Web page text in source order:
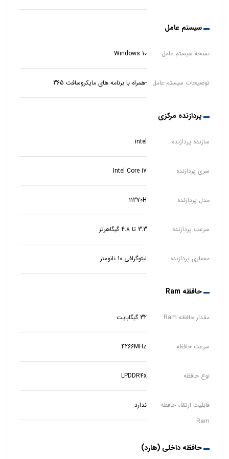
سیستم عامل
نسخه سیستم عامل Windows 10
توضیحات سیستم عامل -همراه با برنامه های مایکروسافت 365
پردازنده مرکزی
سازنده پردازنده intel
سری پردازنده Intel Core i7
مدل پردازنده 11370H
سرعت پردازنده 3.3 تا 4.8 گیگاهرتز
معماری پردازنده لیتوگرافی 10 نانومتر
حافظه Ram
مقدار حافظه Ram 32 گیگابایت
سرعت حافظه 4266MHz
نوع حافظه LPDDR4x
قابلیت ارتقاء حافظه
Ram
ندارد
حافظه داخلی (هارد)